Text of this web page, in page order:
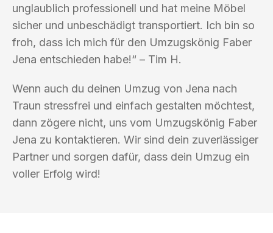
unglaublich professionell und hat meine Möbel
sicher und unbeschädigt transportiert. Ich bin so
froh, dass ich mich für den Umzugskönig Faber
Jena entschieden habe!“ – Tim H.
Wenn auch du deinen Umzug von Jena nach
Traun stressfrei und einfach gestalten möchtest,
dann zögere nicht, uns vom Umzugskönig Faber
Jena zu kontaktieren. Wir sind dein zuverlässiger
Partner und sorgen dafür, dass dein Umzug ein
voller Erfolg wird!